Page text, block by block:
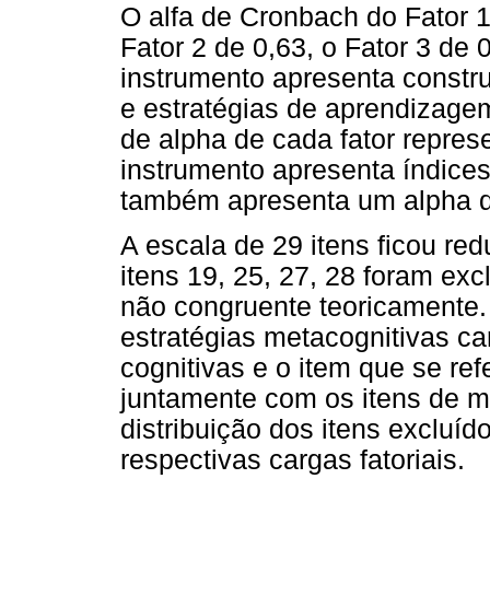
O alfa de Cronbach do Fator
Fator 2 de 0,63, o Fator 3 de
instrumento apresenta
e estratégias de
de alpha de cada fator
instrumento apresenta
também apresenta um alpha
A escala de 29 itens ficou
itens 19, 25, 27, 28 foram
não congruente
estratégias metacognitivas
cognitivas e o item que se
juntamente com os itens de
distribuição dos itens
respectivas cargas fatoriais.